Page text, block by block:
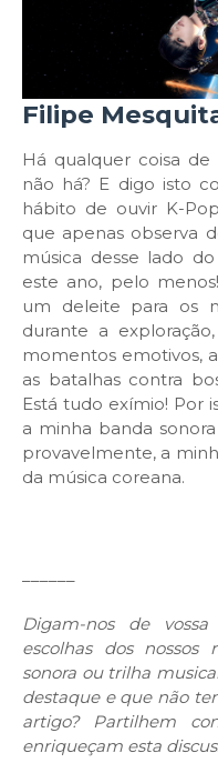
Filipe
Há qualquer coisa
não há? E digo isto
hábito de ouvir K-
que apenas observa
música desse lado
este ano, pelo
um deleite para os
durante a
momentos emotivos,
as batalhas contra
Está tudo exímio! Por
a minha banda
provavelmente, a
da música coreana.
Digam-nos de
escolhas dos nossos
sonora ou trilha
destaque e que não
artigo? Partilhem
enriqueçam esta